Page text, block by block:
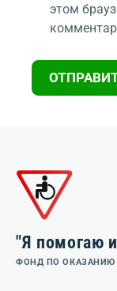
этом
"Я помогаю
ФОНД ПО